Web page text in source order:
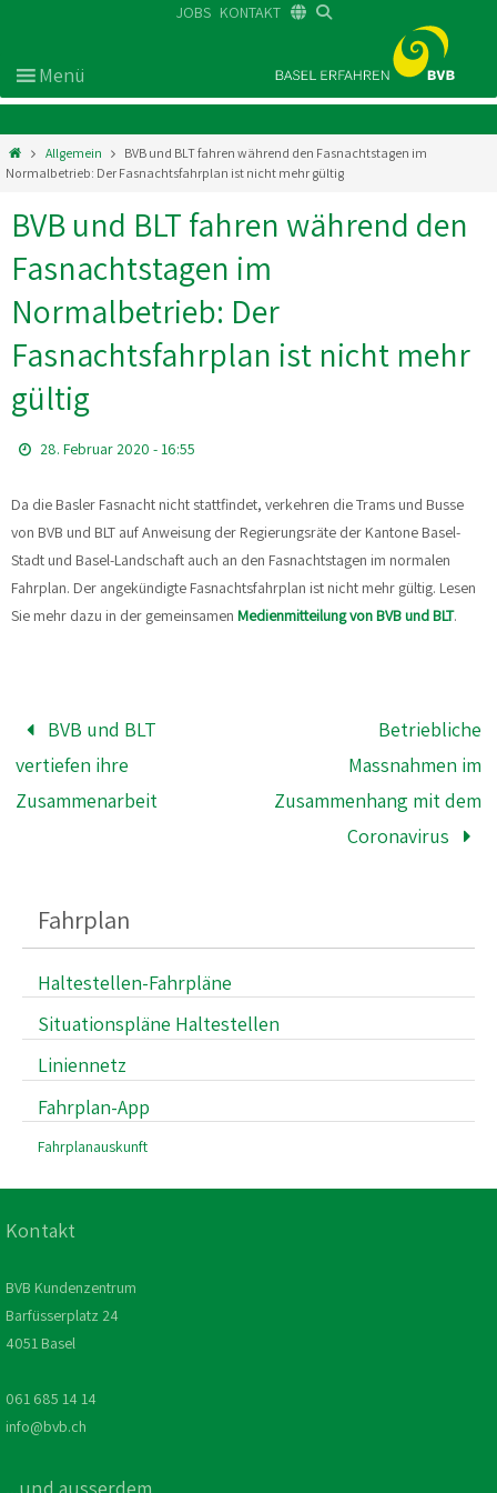
JOBS KONTAKT
Allgemein
BVB und BLT fahren während den Fasnachtstagen im
Normalbetrieb: Der Fasnachtsfahrplan ist nicht mehr gültig
BVB und BLT fahren während den
Fasnachtstagen im
Normalbetrieb: Der
Fasnachtsfahrplan ist nicht mehr
gültig
28. Februar 2020 - 16:55
Da die Basler Fasnacht nicht stattfindet, verkehren die Trams und Busse
von BVB und BLT auf Anweisung der Regierungsräte der Kantone Basel-
Stadt und Basel-Landschaft auch an den Fasnachtstagen im normalen
Fahrplan. Der angekündigte Fasnachtsfahrplan ist nicht mehr gültig. Lesen
Sie mehr dazu in der gemeinsamen Medienmitteilung von BVB und BLT.
BVB und BLT
vertiefen ihre
Zusammenarbeit
Betriebliche
Massnahmen im
Zusammenhang mit dem
Coronavirus
Fahrplan
Haltestellen-Fahrpläne
Situationspläne Haltestellen
Liniennetz
Fahrplan-App
Fahrplanauskunft
Kontakt
BVB Kundenzentrum
Barfüsserplatz 24
4051 Basel
061 685 14 14
info@bvb.ch
...und ausserdem